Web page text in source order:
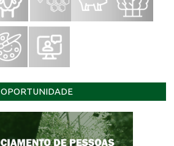
OPORTUNIDADE